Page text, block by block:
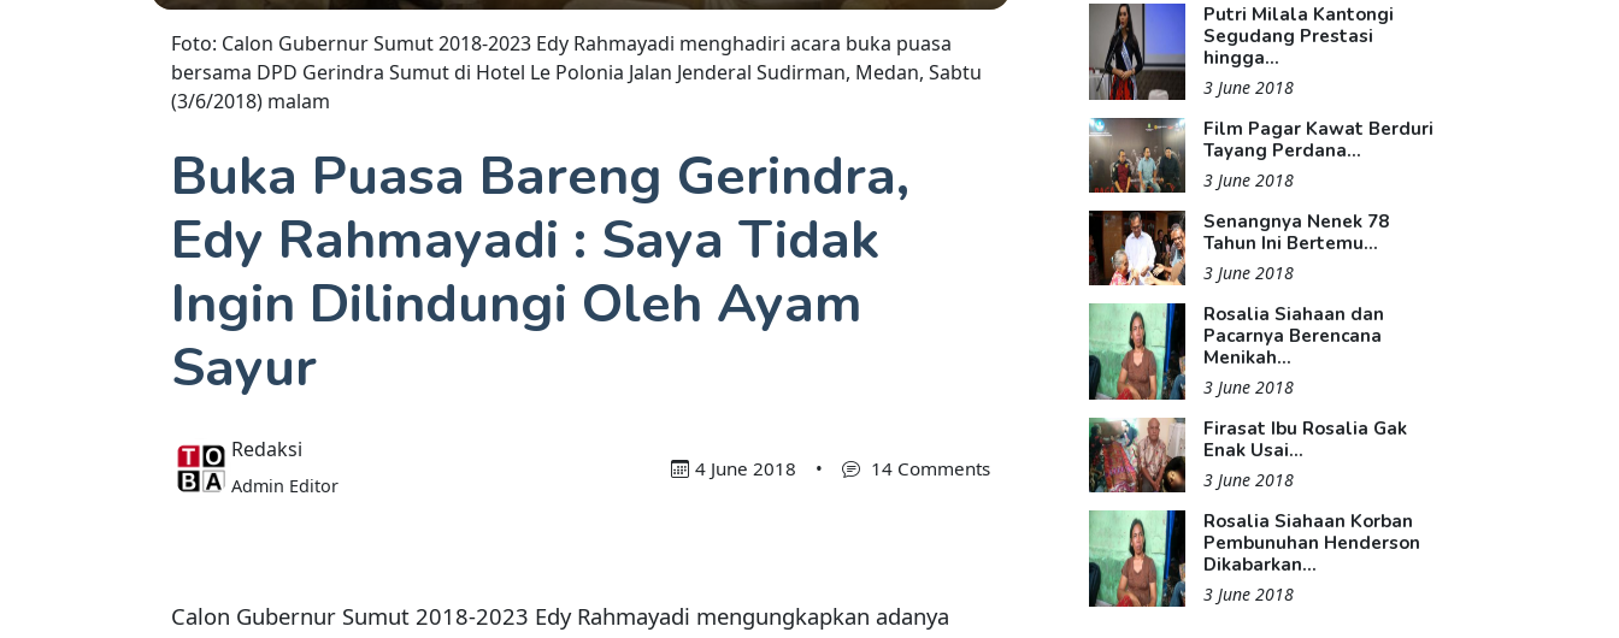
Foto: Calon Gubernur Sumut 2018-2023 Edy Rahmayadi menghadiri acara buka puasa
bersama DPD Gerindra Sumut di Hotel Le Polonia Jalan Jenderal Sudirman, Medan, Sabtu
(3/6/2018) malam
Buka Puasa Bareng Gerindra,
Edy Rahmayadi : Saya Tidak
Ingin Dilindungi Oleh Ayam
Sayur
Redaksi
Admin Editor
4 June 2018 • 14 Comments
Calon Gubernur Sumut 2018-2023 Edy Rahmayadi mengungkapkan adanya
Putri Milala Kantongi
Segudang Prestasi
hingga...
3 June 2018
Film Pagar Kawat Berduri
Tayang Perdana...
3 June 2018
Senangnya Nenek 78
Tahun Ini Bertemu...
3 June 2018
Rosalia Siahaan dan
Pacarnya Berencana
Menikah...
3 June 2018
Firasat Ibu Rosalia Gak
Enak Usai...
3 June 2018
Rosalia Siahaan Korban
Pembunuhan Henderson
Dikabarkan...
3 June 2018